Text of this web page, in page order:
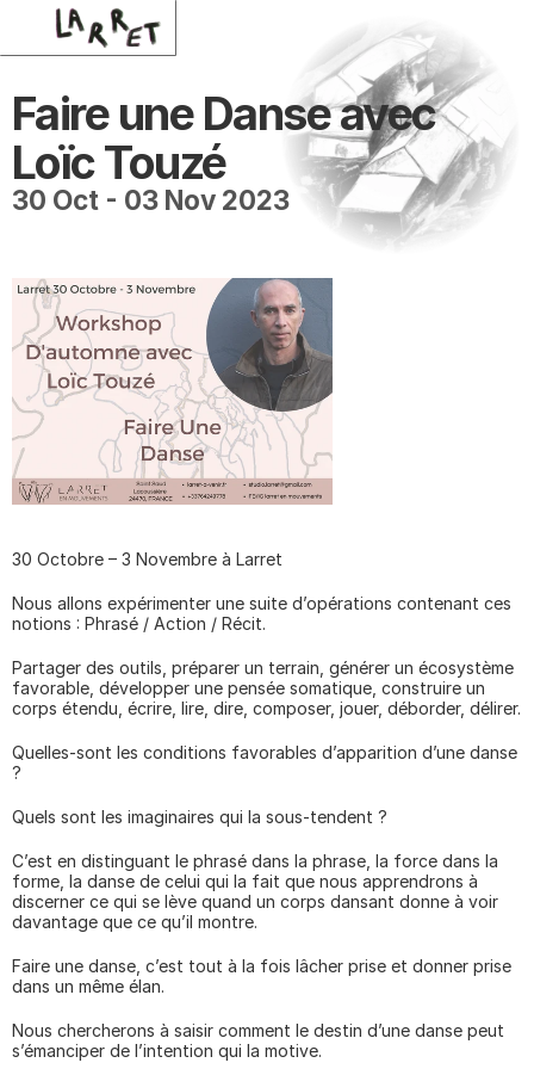
Faire une Danse avec
Loïc Touzé
30 Oct - 03 Nov 2023
30 Octobre – 3 Novembre à Larret
Nous allons expérimenter une suite d’opérations contenant ces
notions : Phrasé / Action / Récit.
Partager des outils, préparer un terrain, générer un écosystème
favorable, développer une pensée somatique, construire un
corps étendu, écrire, lire, dire, composer, jouer, déborder, délirer.
Quelles-sont les conditions favorables d’apparition d’une danse
?
Quels sont les imaginaires qui la sous-tendent ?
C’est en distinguant le phrasé dans la phrase, la force dans la
forme, la danse de celui qui la fait que nous apprendrons à
discerner ce qui se lève quand un corps dansant donne à voir
davantage que ce qu’il montre.
Faire une danse, c’est tout à la fois lâcher prise et donner prise
dans un même élan.
Nous chercherons à saisir comment le destin d’une danse peut
s’émanciper de l’intention qui la motive.